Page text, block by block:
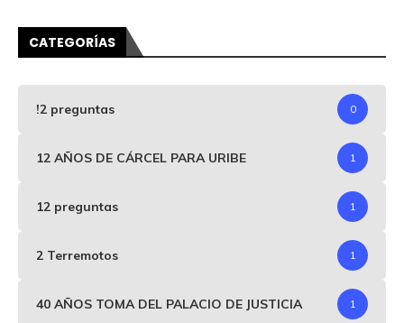
CATEGORÍAS
!2 preguntas 0
12 AÑOS DE CÁRCEL PARA URIBE 1
12 preguntas 1
2 Terremotos 1
40 AÑOS TOMA DEL PALACIO DE JUSTICIA 1